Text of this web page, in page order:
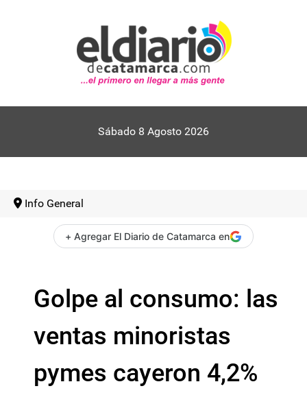
Sábado 8 Agosto 2026
Info General
+ Agregar El Diario de Catamarca en
Golpe al consumo: las
ventas minoristas
pymes cayeron 4,2%